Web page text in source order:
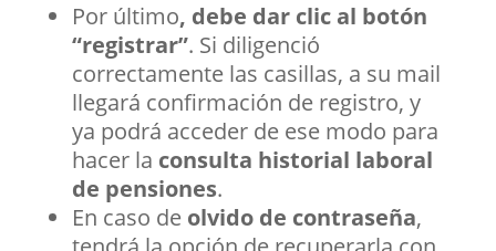
Por último, debe dar clic al botón
“registrar”. Si diligenció
correctamente las casillas, a su mail
llegará confirmación de registro, y
ya podrá acceder de ese modo para
hacer la consulta historial laboral
de pensiones.
En caso de olvido de contraseña,